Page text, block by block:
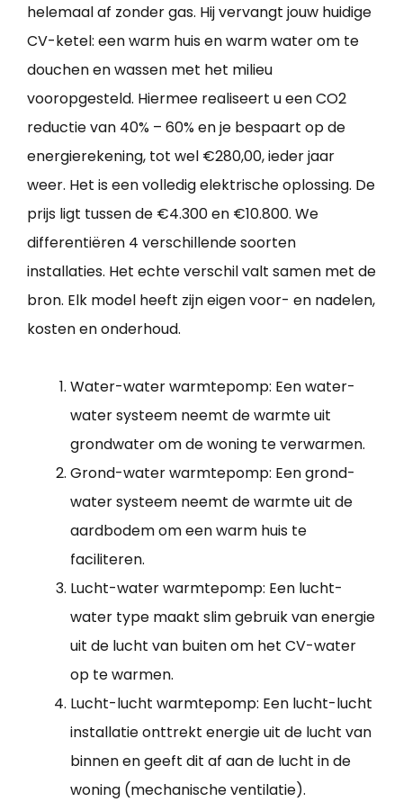
helemaal af zonder gas. Hij vervangt jouw huidige
CV-ketel: een warm huis en warm water om te
douchen en wassen met het milieu
vooropgesteld. Hiermee realiseert u een CO2
reductie van 40% – 60% en je bespaart op de
energierekening, tot wel €280,00, ieder jaar
weer. Het is een volledig elektrische oplossing. De
prijs ligt tussen de €4.300 en €10.800. We
differentiëren 4 verschillende soorten
installaties. Het echte verschil valt samen met de
bron. Elk model heeft zijn eigen voor- en nadelen,
kosten en onderhoud.
Water-water warmtepomp: Een water-
water systeem neemt de warmte uit
grondwater om de woning te verwarmen.
Grond-water warmtepomp: Een grond-
water systeem neemt de warmte uit de
aardbodem om een warm huis te
faciliteren.
Lucht-water warmtepomp: Een lucht-
water type maakt slim gebruik van energie
uit de lucht van buiten om het CV-water
op te warmen.
Lucht-lucht warmtepomp: Een lucht-lucht
installatie onttrekt energie uit de lucht van
binnen en geeft dit af aan de lucht in de
woning (mechanische ventilatie).